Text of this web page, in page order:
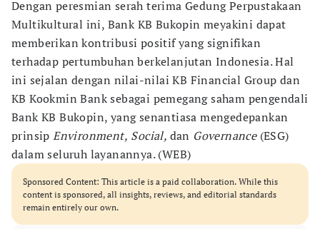
Dengan peresmian serah terima Gedung Perpustakaan
Multikultural ini, Bank KB Bukopin meyakini dapat
memberikan kontribusi positif yang signifikan
terhadap pertumbuhan berkelanjutan Indonesia. Hal
ini sejalan dengan nilai-nilai KB Financial Group dan
KB Kookmin Bank sebagai pemegang saham pengendali
Bank KB Bukopin, yang senantiasa mengedepankan
prinsipEnvironment, Social, dan Governance (ESG)
dalam seluruh layanannya. (WEB)
Sponsored Content: This article is a paid collaboration. While this
content is sponsored, all insights, reviews, and editorial standards
remain entirely our own.